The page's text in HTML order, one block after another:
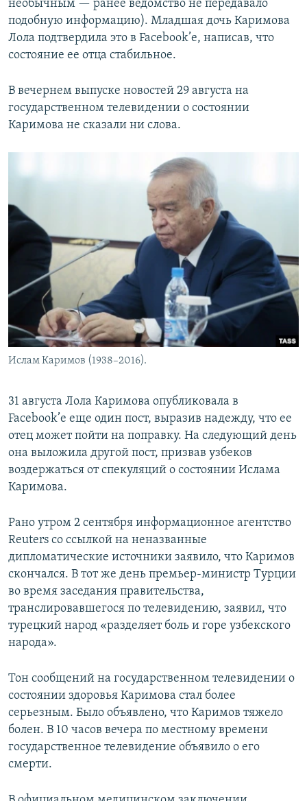
необычным — ранее ведомство не передавало
подобную информацию). Младшая дочь Каримова
Лола подтвердила это в Facebook’е, написав, что
состояние ее отца стабильное.
В вечернем выпуске новостей 29 августа на
государственном телевидении о состоянии
Каримова не сказали ни слова.
Ислам Каримов (1938–2016).
31 августа Лола Каримова опубликовала в
Facebook’е еще один пост, выразив надежду, что ее
отец может пойти на поправку. На следующий день
она выложила другой пост, призвав узбеков
воздержаться от спекуляций о состоянии Ислама
Каримова.
Рано утром 2 сентября информационное агентство
Reuters со ссылкой на неназванные
дипломатические источники заявило, что Каримов
скончался. В тот же день премьер-министр Турции
во время заседания правительства,
транслировавшегося по телевидению, заявил, что
турецкий народ «разделяет боль и горе узбекского
народа».
Тон сообщений на государственном телевидении о
состоянии здоровья Каримова стал более
серьезным. Было объявлено, что Каримов тяжело
болен. В 10 часов вечера по местному времени
государственное телевидение объявило о его
смерти.